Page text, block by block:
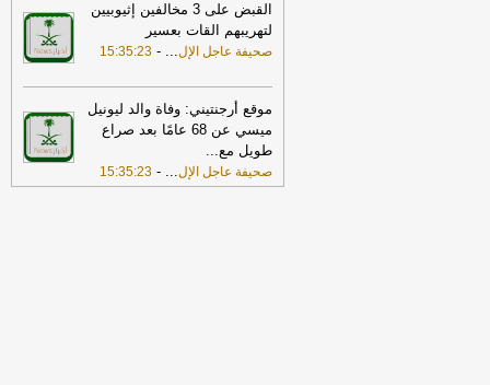
15:10
«الأرصاد»:الرياض والدمام الأعلى
حرارة بـ46 مئوية.. وأبها الأدنى
عاجل الإلكترونية
21:52
ضبط 23 كيلوجرامًا من الحشيش
متهمين في 3 مناطق
-صحيفة عاجل الإلكترونية
17:30
أمين الجامعة العربية: نحذر من
إقدام بعض الأطراف من محاولات جبانة
القبض على 3 مخالفين إثيوبيين
لتهريبهم القات بعسير
صحيفة عاجل الإل...
-
15:35:23
موقع أرجنتيني: وفاة والد ليونيل
ميسي عن 68 عامًا بعد صراع
طويل مع...
صحيفة عاجل الإل...
-
15:35:23